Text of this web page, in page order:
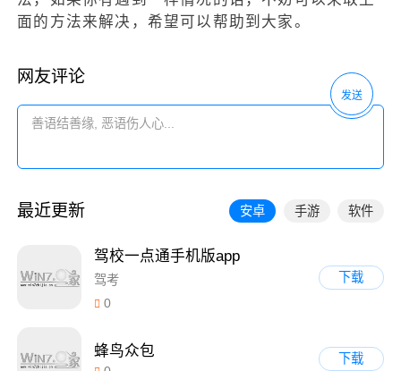
面的方法来解决，希望可以帮助到大家。
网友评论
发送
最近更新 安卓 手游 软件
驾校一点通手机版app
驾考
0
下载
蜂鸟众包 下载